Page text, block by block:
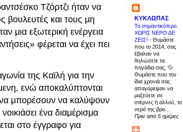
Τζόρτζι ήταν να
βουλευτές και τους μη
μια εξωτερική ενέργεια
φέρεται να έχει πει
της Καϊλή για την
ενώ αποκαλύπτονται
να μπορέσουν να καλύψουν
ένα διαμέρισμα
στο έγγραφο για
ΚΥΚΛΩΠΑΣ
Το σημαντικότερο.
ΧΩΡΙΣ ΝΕΡΟ ΔΕ
ΖΕΙΣ! - Θυμάστε
που το 2014, σας
έβαλαν να
δηλώσετε τα
πηγάδια σας; 💦
Θυμάστε που την
ίδια χρονιά σας
απαγόρεψαν να
μαζεύετε σε
στέρνες ή αλλού, το
νερό της βρο...
Πριν από 5 ημέρες